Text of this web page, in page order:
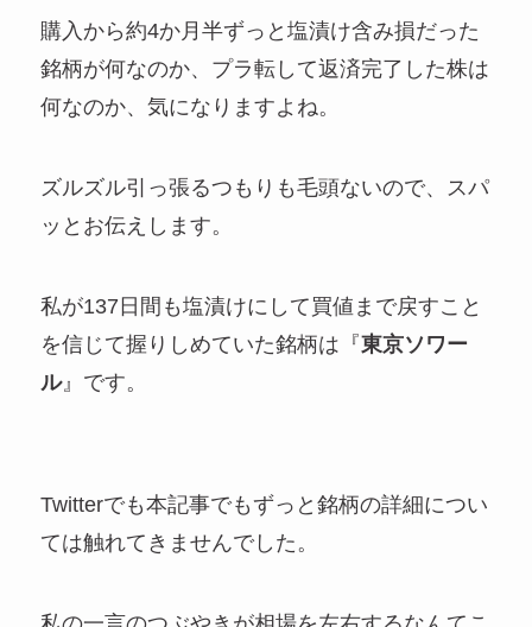
購入から約4か月半ずっと塩漬け含み損だった
銘柄が何なのか、プラ転して返済完了した株は
何なのか、気になりますよね。
ズルズル引っ張るつもりも毛頭ないので、スパ
ッとお伝えします。
私が137日間も塩漬けにして買値まで戻すこと
を信じて握りしめていた銘柄は『東京ソワー
ル』です。
Twitterでも本記事でもずっと銘柄の詳細につい
ては触れてきませんでした。